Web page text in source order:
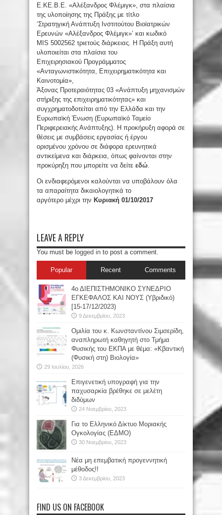
Ε.ΚΕ.Β.Ε. «Αλέξανδρος Φλέμιγκ», στα πλαίσια
της υλοποίησης της Πράξης με τίτλο
‘Στρατηγική Ανάπτυξη Ινστιτούτου Βιοϊατρικών
Ερευνών «Αλέξανδρος Φλέμιγκ»’ και κωδικό
MIS 5002562 τριετούς διάρκειας. Η Πράξη αυτή
υλοποιείται στα πλαίσια του
Επιχειρησιακού Προγράμματος
«Ανταγωνιστικότητα, Επιχειρηματικότητα και
Καινοτομία»,
Άξονας Προτεραιότητας 03 «Ανάπτυξη μηχανισμών
στήριξης της επιχειρηματικότητας» και
συγχρηματοδοτείται από την Ελλάδα και την
Ευρωπαϊκή Ένωση (Ευρωπαϊκό Ταμείο
Περιφερειακής Ανάπτυξης). Η προκήρυξη αφορά σε
θέσεις με συμβάσεις εργασίας ή έργου
ορισμένου χρόνου σε διάφορα ερευνητικά
αντικείμενα και διάρκεια, όπως φαίνονται στην
προκύρηξη που μπορείτε να δείτε εδώ
Οι ενδιαφερόμενοι καλούνται να υποβάλουν όλα
τα απαραίτητα δικαιολογητικά το
αργότερο μέχρι την Κυριακή 01/10/2017
LEAVE A REPLY
You must be logged in to post a comment.
Popular Recent Comments
4ο ΔΙΕΠΙΣΤΗΜΟΝΙΚΟ ΣΥΝΕΔΡΙΟ
ΕΓΚΕΦΑΛΟΣ ΚΑΙ ΝΟΥΣ (Υβριδικό)
[15-17/12/2023)
9 Δεκεμβρίου, 2023
Oμιλία του κ. Κωνσταντίνου Σιμσερίδη,
αναπληρωτή καθηγητή στο Τμήμα
Φυσικής του ΕΚΠΑ με θέμα: «Κβαντική
(Φυσική στη) Βιολογία»
29 Ιουλίου, 2026
Επιγενετική υπογραφή για την
παχυσαρκία βρέθηκε σε μελέτη
διδύμων
24 Νοεμβρίου, 2023
Για το Ελληνικό Δίκτυο Μοριακής
Ογκολογίας (ΕΔΜΟ)
30 Νοεμβρίου, 2023
Νέα μη επεμβατική προγεννητική
μέθοδος!!
3 Δεκεμβρίου, 2023
FIND US ON FACEBOOK